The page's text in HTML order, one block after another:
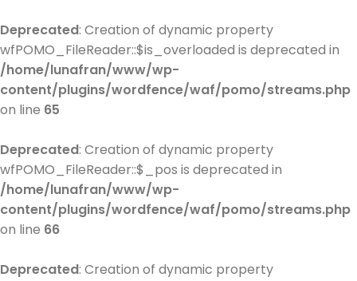
Deprecated: Creation of dynamic property
wfPOMO_FileReader::$is_overloaded is deprecated in
/home/lunafran/www/wp-
content/plugins/wordfence/waf/pomo/streams.php
on line 65
Deprecated: Creation of dynamic property
wfPOMO_FileReader::$_pos is deprecated in
/home/lunafran/www/wp-
content/plugins/wordfence/waf/pomo/streams.php
on line 66
Deprecated: Creation of dynamic property